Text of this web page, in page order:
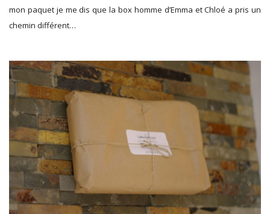
mon paquet je me dis que la box homme d’Emma et Chloé a pris un
chemin différent…